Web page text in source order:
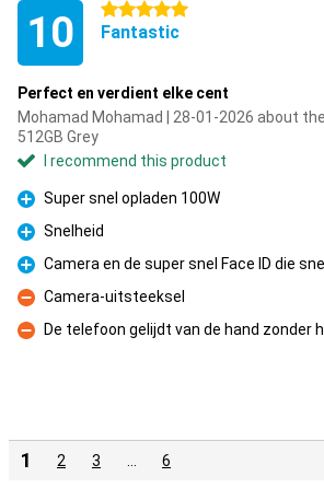
10 5 stars
Fantastic
Perfect en verdient elke cent
Mohamad Mohamad | 28-01-2026 about
512GB Grey
I recommend this product
Pro
Super snel opladen 100W
Pro
Snelheid
Pro
Camera en de super snel Face ID die
Con
Camera-uitsteeksel
Con
De telefoon gelijdt van de hand zonder
1 2 3 6